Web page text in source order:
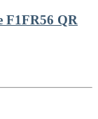
F1FR56 QR